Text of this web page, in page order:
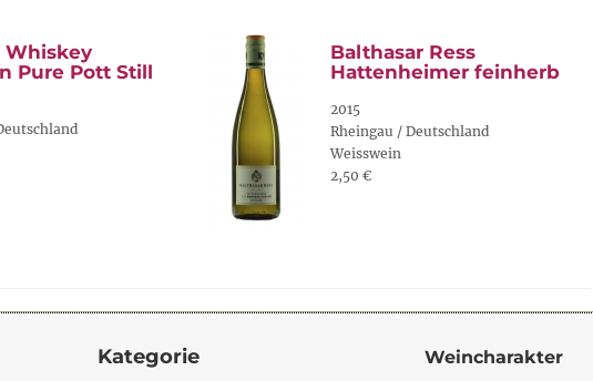
Whiskey
Pure Pott Still
Balthasar Ress
Hattenheimer feinherb
2015
Rheingau / Deutschland
Weisswein
2,50 €
Kategorie Weincharakter